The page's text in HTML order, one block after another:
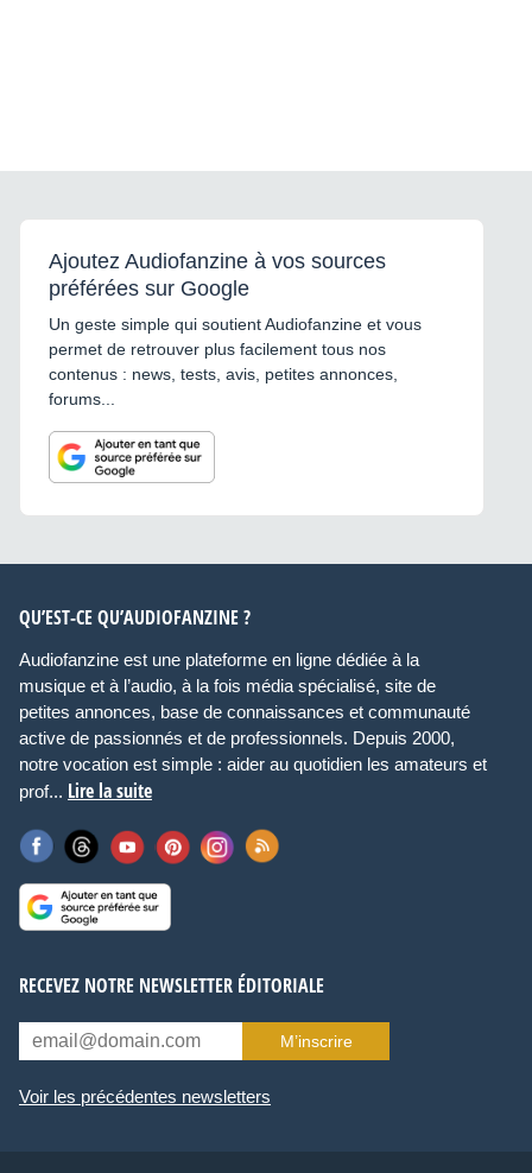
Ajoutez Audiofanzine à vos sources
préférées sur Google
Un geste simple qui soutient Audiofanzine et vous
permet de retrouver plus facilement tous nos
contenus : news, tests, avis, petites annonces,
forums...
QU’EST-CE QU’AUDIOFANZINE ?
Audiofanzine est une plateforme en ligne dédiée à la
musique et à l’audio, à la fois média spécialisé, site de
petites annonces, base de connaissances et communauté
active de passionnés et de professionnels. Depuis 2000,
notre vocation est simple : aider au quotidien les amateurs et
prof... Lire la suite
RECEVEZ NOTRE NEWSLETTER ÉDITORIALE
M’inscrire
Voir les précédentes newsletters